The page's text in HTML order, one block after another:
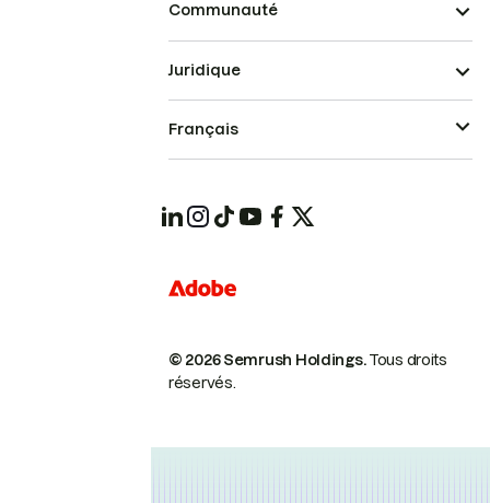
Communauté
© 2026 Semrush Holdings.Tous droits
réservés.
Juridique
Français